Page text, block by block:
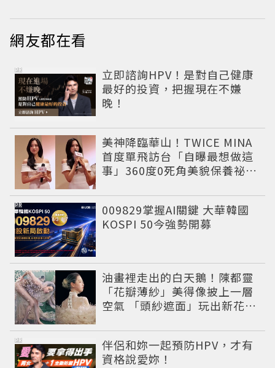
網友都在看
立即諮詢HPV！是對自己健康
最好的投資，把握現在不嫌
晚！
PR
美神降臨華山！TWICE MINA
首度單飛訪台「自曝最想做這
事」360度0死角美貌保養祕訣
009829掌握AI關鍵 大華韓國
KOSPI 50今強勢開募
PR
油畫裡走出的白天鵝！陳都靈
「花瓣薄紗」美得像披上一層
空氣 「頭紗遮面」玩出新花樣
伴侶和妳一起預防HPV，才有
資格說愛妳！
PR